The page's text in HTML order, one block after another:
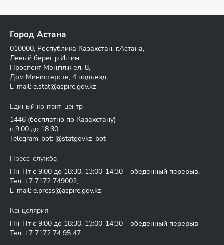
Город Астана
010000, Республика Казахстан, г.Астана,
Левый берег р.Ишим,
Проспект Мәңгілік ел, 8,
Дом Министерств, 4 подъезд,
E-mail: e.stat@aspire.gov.kz
Единый контакт-центр
1446 (бесплатно по Казахстану)
с 9:00 до 18:30
Telegram-bot: @statgovkz_bot
Пресс-служба
Пн-Пт с 9:00 до 18:30, 13:00-14:30 – обеденный перерыв,
Тел. +7 7172 749002,
E-mail: e.press@aspire.gov.kz
Канцелярия
Пн-Пт с 9:00 до 18:30, 13:00-14:30 – обеденный перерыв
Тел. +7 7172 74 95 47